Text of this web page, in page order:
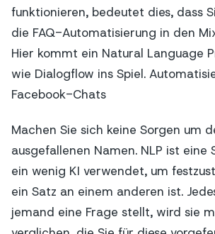
funktionieren, bedeutet dies, dass
die FAQ-Automatisierung in den
Hier kommt ein Natural Language
wie Dialogflow ins Spiel.
Facebook-Chats
Machen Sie sich keine Sorgen um
ausgefallenen Namen. NLP ist eine
ein wenig KI verwendet, um
ein Satz an einem anderen ist.
jemand eine Frage stellt, wird sie